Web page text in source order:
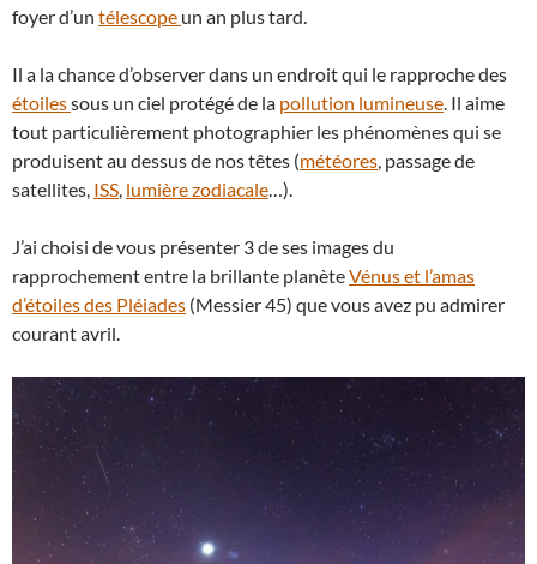
foyer d’un télescope un an plus tard.
Il a la chance d’observer dans un endroit qui le rapproche des
étoilessous un ciel protégé de la pollution lumineuse. Il aime
tout particulièrement photographier les phénomènes qui se
produisent au dessus de nos têtes (météores, passage de
satellites, ISS, lumière zodiacale…).
J’ai choisi de vous présenter 3 de ses images du
rapprochement entre la brillante planèteVénus et l’amas
d’étoiles des Pléiades (Messier 45) que vous avez pu admirer
courant avril.